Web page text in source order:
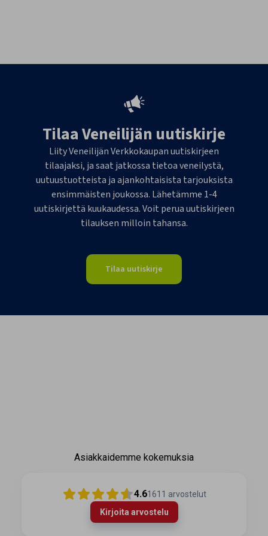
Tilaa Veneilijän uutiskirje
Liity Veneilijän Verkkokaupan uutiskirjeen
tilaajaksi, ja saat jatkossa tietoa veneilystä,
uutuustuotteista ja ajankohtaisista tarjouksista
ensimmäisten joukossa. Lähetämme 1-4
uutiskirjettä kuukaudessa. Voit perua uutiskirjeen
tilauksen milloin tahansa.
Tilaa uutiskirje
Asiakkaidemme kokemuksia
4.61611 arvostelut
Kirjoita arvostelu